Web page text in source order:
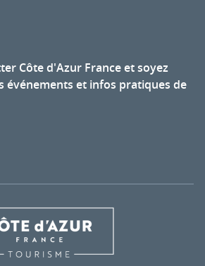
Côte d'Azur France et soyez
événements et infos pratiques de